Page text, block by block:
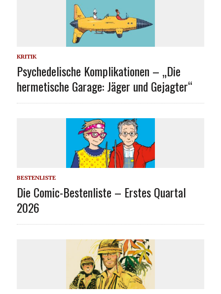
KRITIK
Psychedelische Komplikationen – „Die
hermetische Garage: Jäger und Gejagter“
BESTENLISTE
Die Comic-Bestenliste – Erstes Quartal
2026